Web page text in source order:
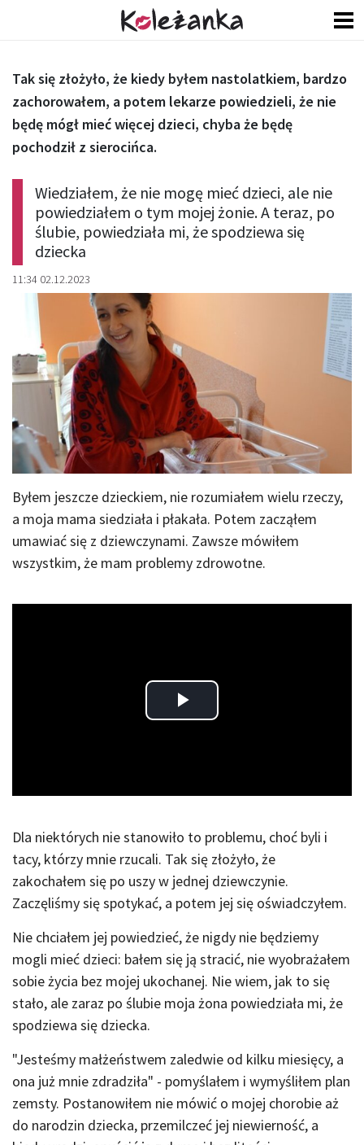
Wiedziałem, że nie mogę mieć dzieci, ale nie
powiedziałem o tym mojej żonie. A teraz, po
ślubie, powiedziała mi, że spodziewa się
dziecka
11:34 02.12.2023
Tak się złożyło, że kiedy byłem nastolatkiem, bardzo
zachorowałem, a potem lekarze powiedzieli, że nie
będę mógł mieć więcej dzieci, chyba że będę
pochodził z sierocińca.
Byłem jeszcze dzieckiem, nie rozumiałem wielu rzeczy,
a moja mama siedziała i płakała. Potem zacząłem
umawiać się z dziewczynami. Zawsze mówiłem
wszystkim, że mam problemy zdrowotne.
Play
Dla niektórych nie stanowiło to problemu, choć byli i
tacy, którzy mnie rzucali. Tak się złożyło, że
zakochałem się po uszy w jednej dziewczynie.
Zaczęliśmy się spotykać, a potem jej się oświadczyłem.
Nie chciałem jej powiedzieć, że nigdy nie będziemy
mogli mieć dzieci: bałem się ją stracić, nie wyobrażałem
sobie życia bez mojej ukochanej. Nie wiem, jak to się
stało, ale zaraz po ślubie moja żona powiedziała mi, że
spodziewa się dziecka.
"Jesteśmy małżeństwem zaledwie od kilku miesięcy, a
ona już mnie zdradziła" - pomyślałem i wymyśliłem plan
zemsty. Postanowiłem nie mówić o mojej chorobie aż
do narodzin dziecka, przemilczeć jej niewierność, a